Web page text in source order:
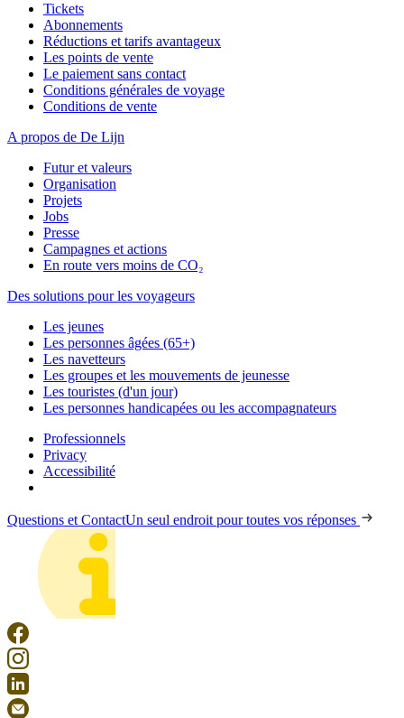
Tickets
Abonnements
Réductions et tarifs avantageux
Les points de vente
Le paiement sans contact
Conditions générales de voyage
Conditions de vente
A propos de De Lijn
Futur et valeurs
Organisation
Projets
Jobs
Presse
Campagnes et actions
En route vers moins de CO₂
Des solutions pour les voyageurs
Les jeunes
Les personnes âgées (65+)
Les navetteurs
Les groupes et les mouvements de jeunesse
Les touristes (d'un jour)
Les personnes handicapées ou les accompagnateurs
Professionnels
Privacy
Accessibilité
Questions et ContactUn seul endroit pour toutes vos réponses